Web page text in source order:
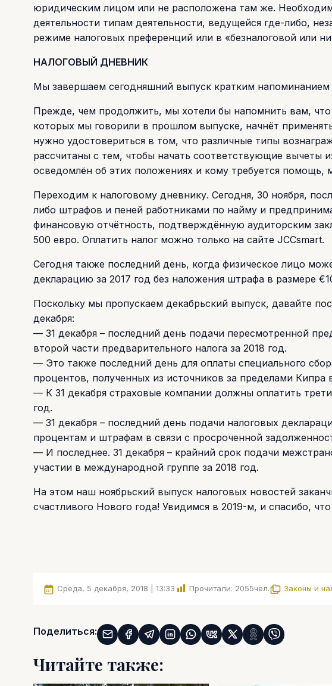
юридическим лицом или не расположена там же.
деятельности типам деятельности, ведущейся где-либо,
режиме налоговых преференций или в «безналоговой или
НАЛОГОВЫЙ ДНЕВНИК
Мы завершаем сегодняшний выпуск кратким напоминанием
Прежде, чем продолжить, мы хотели бы напомнить вам,
которых мы говорили в прошлом выпуске, начнёт
нужно удостовериться в том, что различные типы
рассчитаны с тем, чтобы начать соответствующие вычеты
осведомлён об этих положениях и кому требуется помощь,
Переходим к налоговому дневнику. Сегодня, 30 ноября,
либо штрафов и пеней работниками по найму и
финансовую отчётность, подтверждённую аудиторским
500 евро. Оплатить налог можно только на сайте JCCsmart.
Сегодня также последний день, когда физическое лицо
декларацию за 2017 год без наложения штрафа в размере
Поскольку мы пропускаем декабрьский выпуск, давайте
декабря:
— 31 декабря – последний день подачи пересмотренной
второй части предварительного налога за 2018 год.
— Это также последний день для оплаты специального
процентов, полученных из источников за пределами Кипра
— К 31 декабря страховые компании должны оплатить
год.
— 31 декабря – последний день подачи налоговых
процентам и штрафам в связи с просроченной
— И последнее. 31 декабря – крайний срок подачи
участии в международной группе за 2018 год.
На этом наш ноябрьский выпуск налоговых новостей
счастливого Нового года! Увидимся в 2019-м, и спасибо,
Среда, 5 декабря, 2018 | 13:33 Прочитали: 2055чел. Законы и
Поделиться:
Читайте также: